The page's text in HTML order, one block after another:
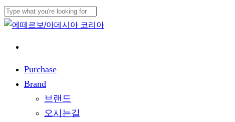
Skip
to
Close
Purchase
Brand
브랜드
오시는길